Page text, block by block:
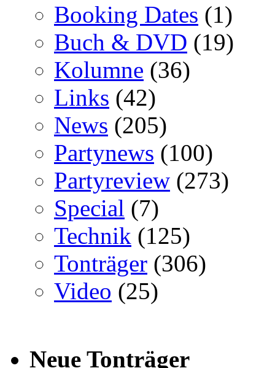
Booking Dates (1)
Buch & DVD (19)
Kolumne (36)
Links (42)
News (205)
Partynews (100)
Partyreview (273)
Special (7)
Technik (125)
Tonträger (306)
Video (25)
Neue Tonträger